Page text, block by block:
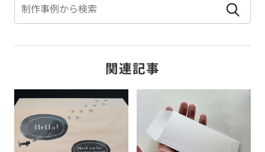
関連記事